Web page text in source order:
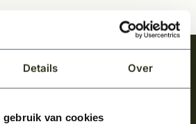
Details Over
gebruik van cookies
het laatste nieuws
bouwstijl!